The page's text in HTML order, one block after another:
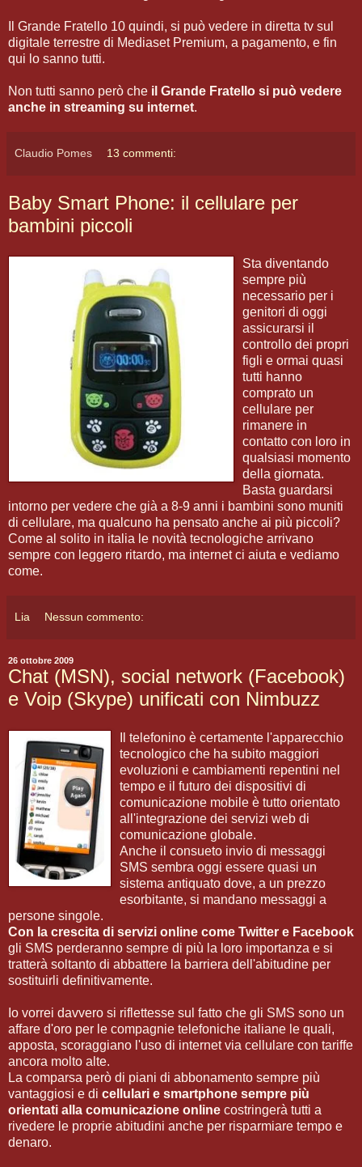
Il Grande Fratello 10 quindi, si può vedere in diretta tv sul
digitale terrestre di Mediaset Premium, a pagamento, e fin
qui lo sanno tutti.
Non tutti sanno però che il Grande Fratello si può vedere
anche in streaming su internet.
Claudio Pomes 13 commenti:
Baby Smart Phone: il cellulare per
bambini piccoli
Sta diventando
sempre più
necessario per i
genitori di oggi
assicurarsi il
controllo dei propri
figli e ormai quasi
tutti hanno
comprato un
cellulare per
rimanere in
contatto con loro in
qualsiasi momento
della giornata.
Basta guardarsi
intorno per vedere che già a 8-9 anni i bambini sono muniti
di cellulare, ma qualcuno ha pensato anche ai più piccoli?
Come al solito in italia le novità tecnologiche arrivano
sempre con leggero ritardo, ma internet ci aiuta e vediamo
come.
Lia Nessun commento:
26 ottobre 2009
Chat (MSN), social network (Facebook)
e Voip (Skype) unificati con Nimbuzz
Il telefonino è certamente l'apparecchio
tecnologico che ha subito maggiori
evoluzioni e cambiamenti repentini nel
tempo e il futuro dei dispositivi di
comunicazione mobile è tutto orientato
all'integrazione dei servizi web di
comunicazione globale.
Anche il consueto invio di messaggi
SMS sembra oggi essere quasi un
sistema antiquato dove, a un prezzo
esorbitante, si mandano messaggi a
persone singole.
Con la crescita di servizi online come Twitter e Facebook
gli SMS perderanno sempre di più la loro importanza e si
tratterà soltanto di abbattere la barriera dell'abitudine per
sostituirli definitivamente.
Io vorrei davvero si riflettesse sul fatto che gli SMS sono un
affare d'oro per le compagnie telefoniche italiane le quali,
apposta, scoraggiano l'uso di internet via cellulare con tariffe
ancora molto alte.
La comparsa però di piani di abbonamento sempre più
vantaggiosi e di cellulari e smartphone sempre più
orientati alla comunicazione online costringerà tutti a
rivedere le proprie abitudini anche per risparmiare tempo e
denaro.